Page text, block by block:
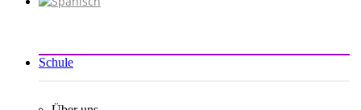
Schule